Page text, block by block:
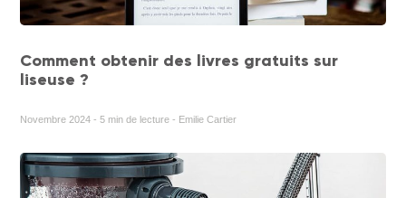
Comment obtenir des livres gratuits sur
liseuse ?
Novembre 2024 - 5 min de lecture - Emilie Cartier